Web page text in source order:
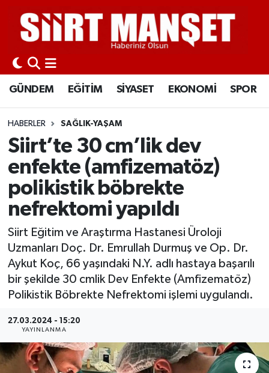
GÜNDEM EĞİTİM SİYASET EKONOMİ SPOR
HABERLER SAĞLIK-YAŞAM
Siirt’te 30 cm’lik dev
enfekte (amfizematöz)
polikistik böbrekte
nefrektomi yapıldı
Siirt Eğitim ve Araştırma Hastanesi Üroloji
Uzmanları Doç. Dr. Emrullah Durmuş ve Op. Dr.
Aykut Koç, 66 yaşındaki N.Y. adlı hastaya başarılı
bir şekilde 30 cmlik Dev Enfekte (Amfizematöz)
Polikistik Böbrekte Nefrektomi işlemi uygulandı.
27.03.2024 - 15:20
YAYINLANMA
GÜNDEM
EĞİTİM
SİYASET
EKONOMİ
SPOR
İLÇELER
KÜLTÜR-SANAT
SAĞLIK-YAŞAM
Siirt Nöbetçi Eczaneler
Siirt Hava Durumu
Siirt Namaz Vakitleri
Siirt Trafik Yoğunluk Haritası
Süper Lig Puan Durumu ve Fikstür
Tüm Manşetler
Son Dakika Haberleri
Haber Arşivi